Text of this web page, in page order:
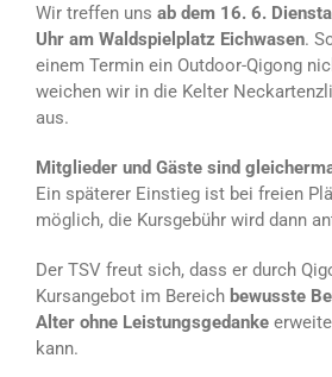
Wir treffen uns ab dem 16. 6.
Uhr am Waldspielplatz Eichwasen.
einem Termin ein Outdoor-Qigong
weichen wir in die Kelter
aus.
Mitglieder und Gäste sind
Ein späterer Einstieg ist bei freien
möglich, die Kursgebühr wird dann
Der TSV freut sich, dass er durch
Kursangebot im Bereich bewusste
Alter ohne Leistungsgedanke
kann.